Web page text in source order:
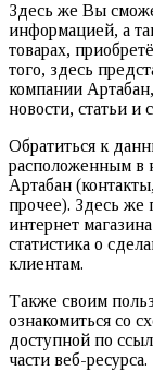
Здесь же Вы
информацией, а
товарах,
того, здесь
компании
новости, статьи и
Обратиться к
расположенным в
Артабан
прочее). Здесь же
интернет
статистика о
клиентам.
Также своим
ознакомиться со
доступной по
части веб-ресурса.